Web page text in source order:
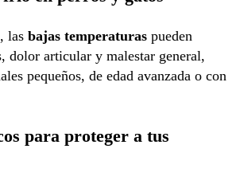
las bajas temperaturas pueden
dolor articular y malestar general,
pequeños, de edad avanzada o con
para proteger a tus